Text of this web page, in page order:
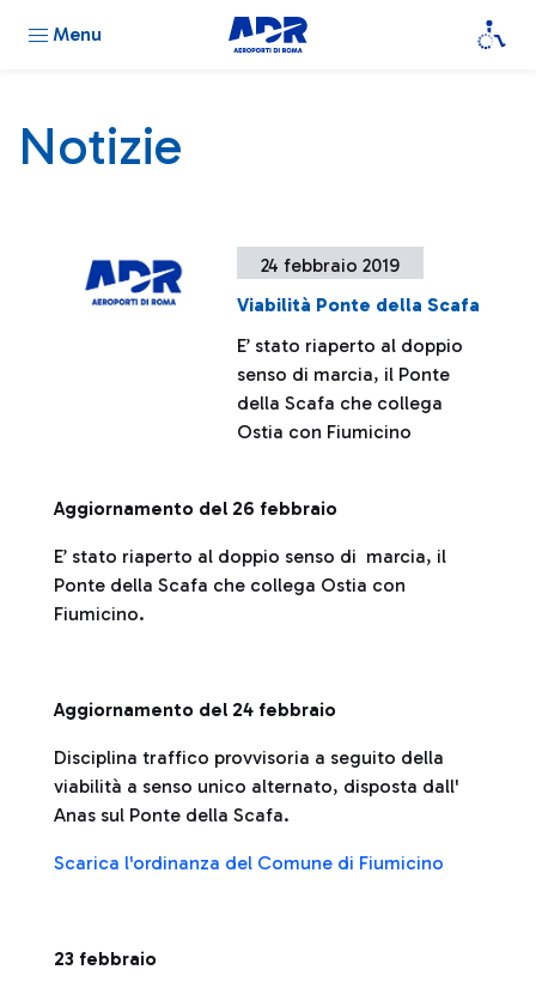
Menu
Notizie
24 febbraio 2019
Viabilità Ponte della Scafa
E’ stato riaperto al doppio
senso di marcia, il Ponte
della Scafa che collega
Ostia con Fiumicino
Aggiornamento del 26 febbraio
E’ stato riaperto al doppio senso di marcia, il
Ponte della Scafa che collega Ostia con
Fiumicino.
Aggiornamento del 24 febbraio
Disciplina traffico provvisoria a seguito della
viabilità a senso unico alternato, disposta dall'
Anas sul Ponte della Scafa.
Scarica l'ordinanza del Comune di Fiumicino
23 febbraio